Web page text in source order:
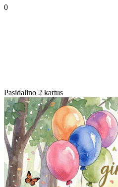
0
Pasidalino 2 kartus